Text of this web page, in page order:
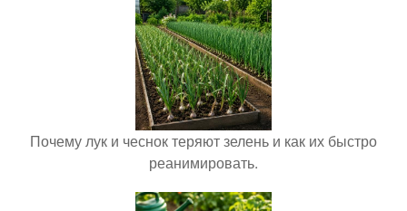
Почему лук и чеснок теряют зелень и как их быстро
реанимировать.